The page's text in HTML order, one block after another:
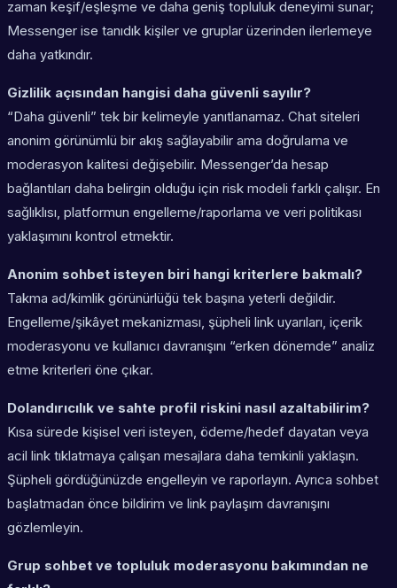
zaman keşif/eşleşme ve daha geniş topluluk deneyimi sunar;
Messenger ise tanıdık kişiler ve gruplar üzerinden ilerlemeye
daha yatkındır.
Gizlilik açısından hangisi daha güvenli sayılır?
“Daha güvenli” tek bir kelimeyle yanıtlanamaz. Chat siteleri
anonim görünümlü bir akış sağlayabilir ama doğrulama ve
moderasyon kalitesi değişebilir. Messenger’da hesap
bağlantıları daha belirgin olduğu için risk modeli farklı çalışır. En
sağlıklısı, platformun engelleme/raporlama ve veri politikası
yaklaşımını kontrol etmektir.
Anonim sohbet isteyen biri hangi kriterlere bakmalı?
Takma ad/kimlik görünürlüğü tek başına yeterli değildir.
Engelleme/şikâyet mekanizması, şüpheli link uyarıları, içerik
moderasyonu ve kullanıcı davranışını “erken dönemde” analiz
etme kriterleri öne çıkar.
Dolandırıcılık ve sahte profil riskini nasıl azaltabilirim?
Kısa sürede kişisel veri isteyen, ödeme/hedef dayatan veya
acil link tıklatmaya çalışan mesajlara daha temkinli yaklaşın.
Şüpheli gördüğünüzde engelleyin ve raporlayın. Ayrıca sohbet
başlatmadan önce bildirim ve link paylaşım davranışını
gözlemleyin.
Grup sohbet ve topluluk moderasyonu bakımından ne